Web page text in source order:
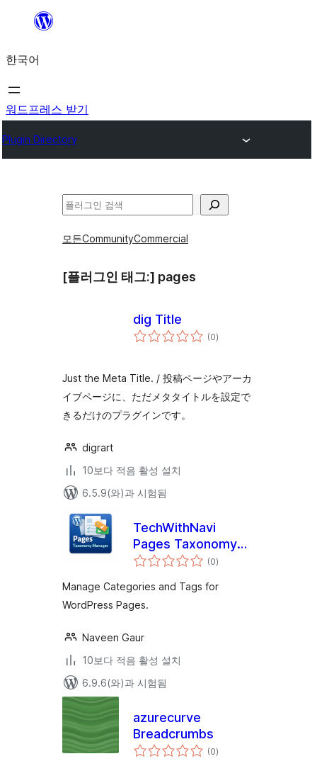
츠
로
바
가
한국어
워드프레스 받기
Plugin Directory
검
모든CommunityCommercial
[플러그인 태그:] pages
dig Title
(0전
체)
Just the Meta Title. / 投稿ページやアーカ
イブページに、ただメタタイトルを設定で
きるだけのプラグインです。
digrart
10보다 적음 활성 설치
6.5.9(와)과 시험됨
TechWithNavi
Pages Taxonomy
Manager
(0전
체
점
)
Manage Categories and Tags for
WordPress Pages.
Naveen Gaur
10보다 적음 활성 설치
6.9.6(와)과 시험됨
azurecurve
Breadcrumbs
(0전
체)